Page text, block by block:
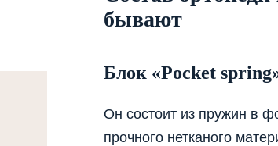
бывают
Блок «Pocket
Он состоит из пружин в
прочного нетканого